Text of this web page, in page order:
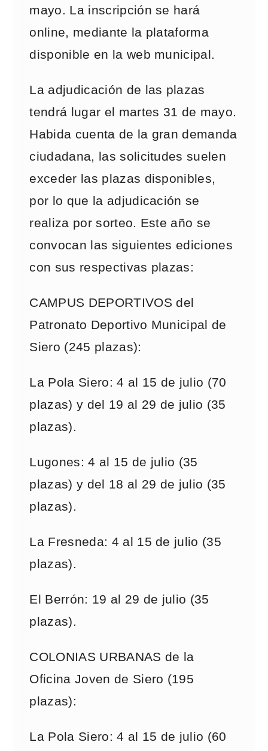
mayo. La inscripción se hará
online, mediante la plataforma
disponible en la web municipal.
La adjudicación de las plazas
tendrá lugar el martes 31 de mayo.
Habida cuenta de la gran demanda
ciudadana, las solicitudes suelen
exceder las plazas disponibles,
por lo que la adjudicación se
realiza por sorteo. Este año se
convocan las siguientes ediciones
con sus respectivas plazas:
CAMPUS DEPORTIVOS del
Patronato Deportivo Municipal de
Siero (245 plazas):
La Pola Siero: 4 al 15 de julio (70
plazas) y del 19 al 29 de julio (35
plazas).
Lugones: 4 al 15 de julio (35
plazas) y del 18 al 29 de julio (35
plazas).
La Fresneda: 4 al 15 de julio (35
plazas).
El Berrón: 19 al 29 de julio (35
plazas).
COLONIAS URBANAS de la
Oficina Joven de Siero (195
plazas):
La Pola Siero: 4 al 15 de julio (60